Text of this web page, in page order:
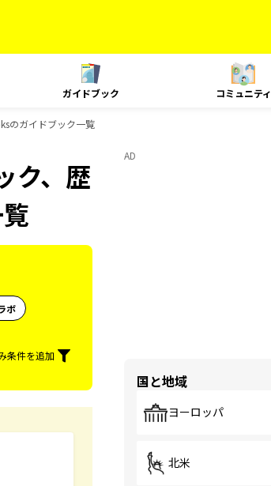
ガイドブック コミュニティ
のガイドブック一覧
ク、歴
ボ
条件を追加
AD
国と地域
ヨーロッパ
北米